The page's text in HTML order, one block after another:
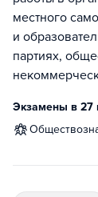
местного
и
партиях,
Экзамены в 27